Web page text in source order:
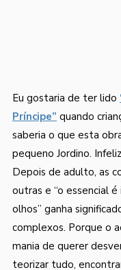
Eu gostaria de ter lido
Príncipe” quando
saberia o que esta
pequeno Jordino.
Depois de adulto, as
outras e “o essencial é
olhos” ganha
complexos. Porque o
mania de querer
teorizar tudo,